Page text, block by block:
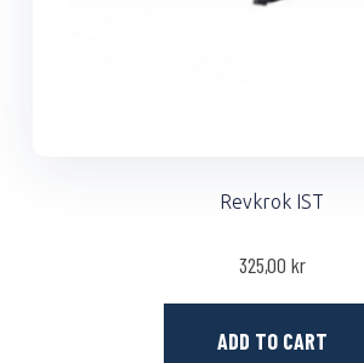
Revkrok IST
325,00 kr
ADD TO CART